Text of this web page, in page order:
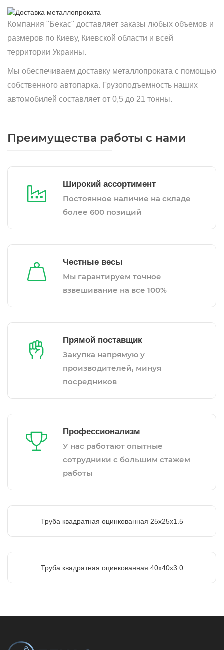
Компания "Бекас" доставляет заказы любых объемов и
размеров по Киеву, Киевской области и всей
территории Украины.
Мы обеспечиваем доставку металлопроката с помощью
собственного автопарка. Грузоподъемность наших
автомобилей составляет от 0,5 до 21 тонны.
Преимущества работы с нами
Широкий ассортимент
Постоянное наличие на складе
более 600 позиций
Честные весы
Мы гарантируем точное
взвешивание на все 100%
Прямой поставщик
Закупка напрямую у
производителей, минуя
посредников
Профессионализм
У нас работают опытные
сотрудники с большим стажем
работы
Труба квадратная оцинкованная 25х25х1.5
Труба квадратная оцинкованная 40х40х3.0